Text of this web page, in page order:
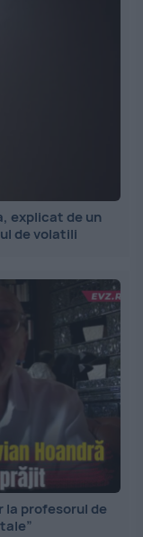
explicat de un
de volatili
la profesorul de